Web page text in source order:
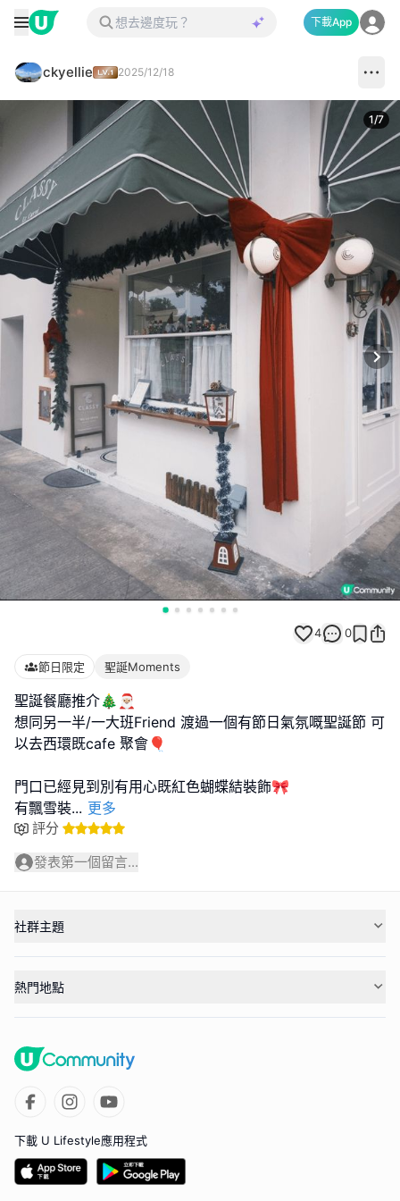
下載App
ckyellie 2025/12/18
1/7
4 0
節日限定 聖誕Moments
聖誕餐廳推介🎄🎅🏼
想同另一半/一大班Friend 渡過一個有節日氣氛嘅聖誕節 可
以去西環既cafe 聚會🎈
門口已經見到別有用心既紅色蝴蝶結裝飾🎀
有飄雪裝... 更多
評分
發表第一個留言...
社群主題
熱門地點
下載 U Lifestyle應用程式